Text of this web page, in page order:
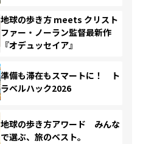
地球の歩き方 meets クリスト
ファー・ノーラン監督最新作
『オデュッセイア』
準備も滞在もスマートに！ ト
ラベルハック2026
地球の歩き方アワード みんな
で選ぶ、旅のベスト。